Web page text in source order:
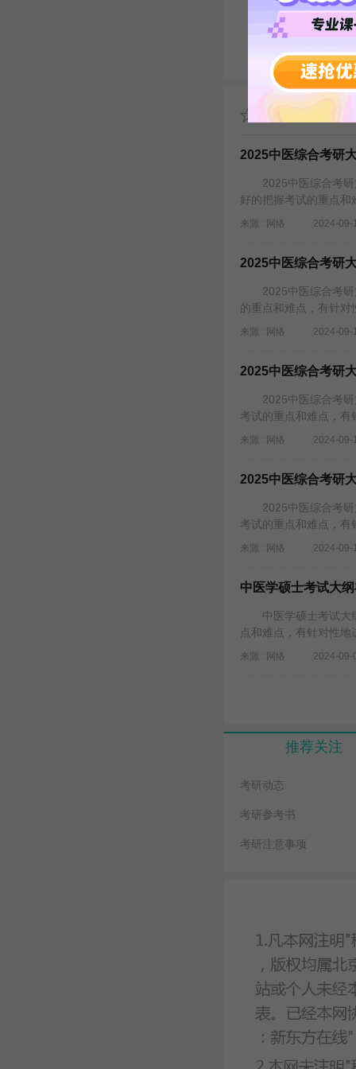
26考研备考
推荐阅读
2025中医综合考研
2025中医综合考研
好的把握考试的重点和
来源 : 网络 2024-09-
2025中医综合考研
2025中医综合考研
的重点和难点，有针对
来源 : 网络 2024-09-
2025中医综合考研
2025中医综合考研
考试的重点和难点，
来源 : 网络 2024-09-
2025中医综合考研
2025中医综合考研
考试的重点和难点，有
来源 : 网络 2024-09-
中医学硕士考试大
中医学硕士考试大纲
点和难点，有针对性
来源 : 网络 2024-09-
推荐关注
考研动态
考研参考书
考研注意事项